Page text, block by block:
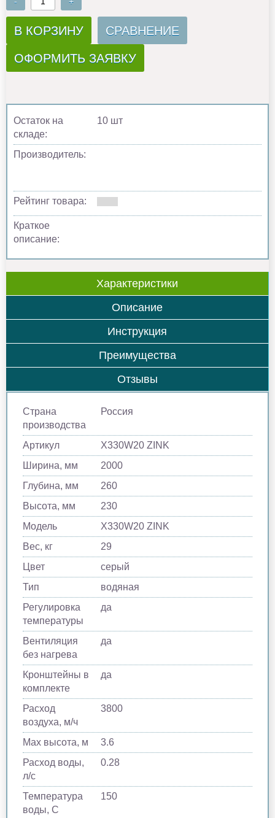
В КОРЗИНУ СРАВНЕНИЕ
ОФОРМИТЬ ЗАЯВКУ
Остаток на
складе:
10 шт
Производитель:
Рейтинг товара:
Краткое
описание:
Характеристики
Описание
Инструкция
Преимущества
Отзывы
Страна
производства
Россия
Артикул
X330W20 ZINK
Ширина, мм
2000
Глубина, мм
260
Высота, мм
230
Модель
X330W20 ZINK
Вес, кг
29
Цвет
серый
Тип
водяная
Регулировка
температуры
да
Вентиляция
без нагрева
да
Кронштейны в
комплекте
да
Расход
воздуха, м/ч
3800
Max высота, м
3.6
Расход воды,
л/с
0.28
Температура
воды, C
150